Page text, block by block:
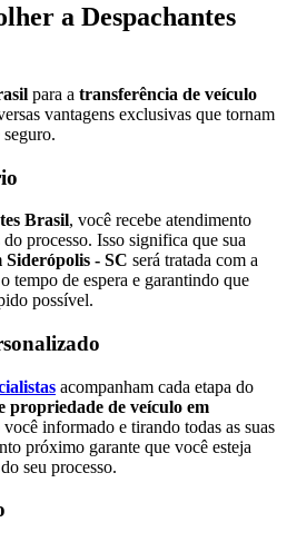
a Despachantes
para a transferência de veículo
vantagens exclusivas que tornam
Brasil, você recebe atendimento
processo. Isso significa que sua
Siderópolis - SC será tratada com a
tempo de espera e garantindo que
possível.
acompanham cada etapa do
propriedade de veículo em
você informado e tirando todas as suas
próximo garante que você esteja
seu processo.